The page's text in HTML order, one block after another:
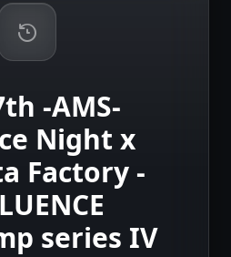
-AMS-
Night x
Factory -
series IV